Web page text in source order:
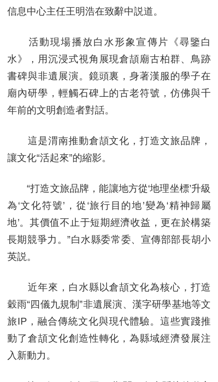
信息中心主任王明浩在致辭中説道。
活動現場播放白水形象宣傳片《尋鑒白
水》，用沉浸式視角展現倉頡廟古柏群、鳥跡
書碑與非遺展演。鏡頭裏，身著漢服的學子在
廟內研學，輕觸石碑上的古老符號，仿佛與千
年前的文明創造者對話。
這是渭南推動倉頡文化，打造文旅品牌，
讓文化“活起來”的縮影。
“打造文旅品牌，能讓地方從‘地理坐標’升級
為‘文化符號’，從‘旅行目的地’變為‘精神歸屬
地’。其價值不止于短期經濟收益，更在於構築
長期競爭力。”白水縣委常委、宣傳部部長胡小
英説。
近年來，白水縣以倉頡文化為核心，打造
穀雨“四儀九規制”非遺展演、漢字研學基地等文
旅IP，融合傳統文化與現代體驗。這些實踐推
動了倉頡文化創造性轉化，為縣域經濟發展注
入新動力。